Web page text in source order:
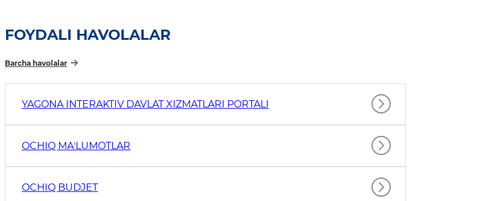
FOYDALI HAVOLALAR
Barcha havolalar
YAGONA INTERAKTIV DAVLAT XIZMATLARI PORTALI
OCHIQ MAʼLUMOTLAR
OCHIQ BUDJET